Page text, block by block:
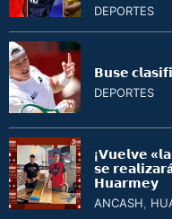
DEPORTES
𝗕𝘂𝘀𝗲
DEPORTES
¡𝗩𝘂𝗲𝗹𝘃𝗲
𝘀𝗲
𝗛𝘂𝗮𝗿𝗺𝗲𝘆
ANCASH